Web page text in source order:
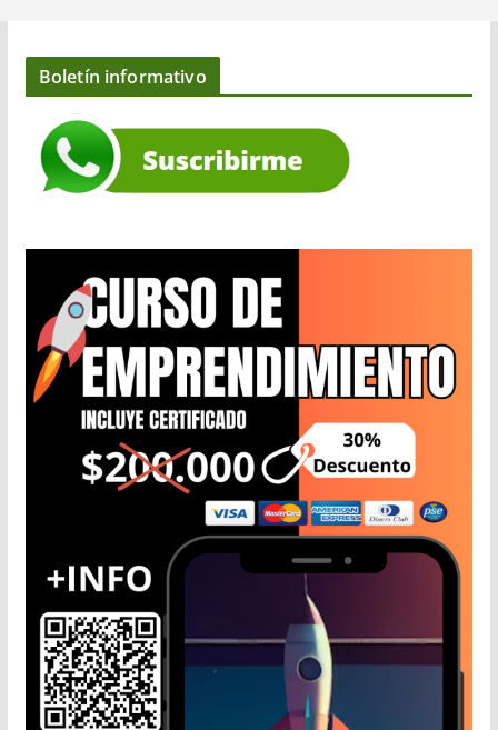
Boletín informativo